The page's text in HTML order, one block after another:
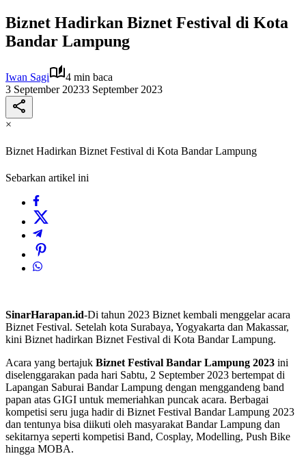
Biznet Hadirkan Biznet Festival di Kota
Bandar Lampung
Iwan Sagi
4 min baca
3 September 20233 September 2023
×
Biznet Hadirkan Biznet Festival di Kota Bandar Lampung
Sebarkan artikel ini
SinarHarapan.id-Di tahun 2023 Biznet kembali menggelar acara
Biznet Festival. Setelah kota Surabaya, Yogyakarta dan Makassar,
kini Biznet hadirkan Biznet Festival di Kota Bandar Lampung.
Acara yang bertajuk Biznet Festival Bandar Lampung 2023 ini
diselenggarakan pada hari Sabtu, 2 September 2023 bertempat di
Lapangan Saburai Bandar Lampung dengan menggandeng band
papan atas GIGI untuk memeriahkan puncak acara. Berbagai
kompetisi seru juga hadir di Biznet Festival Bandar Lampung 2023
dan tentunya bisa diikuti oleh masyarakat Bandar Lampung dan
sekitarnya seperti kompetisi Band, Cosplay, Modelling, Push Bike
hingga MOBA.